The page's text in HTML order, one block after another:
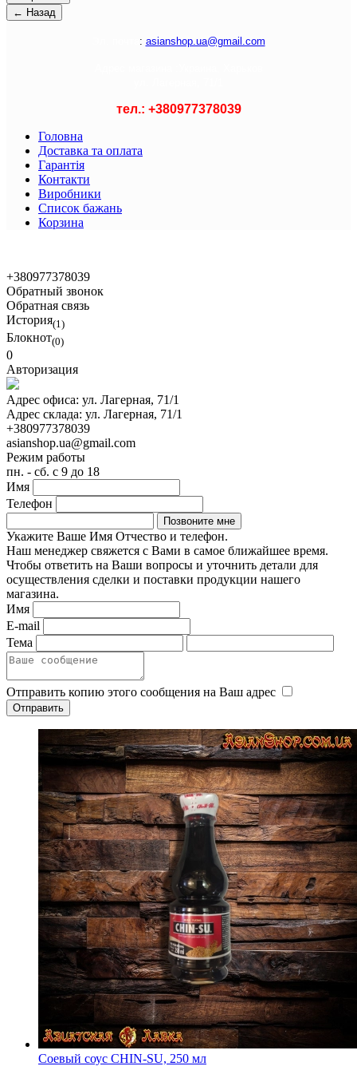
: asianshop.ua@gmail.com
тел.: +380977378039
Головна
Доставка та оплата
Гарантія
Контакти
Виробники
Список бажань
Корзина
+380977378039
Обратный звонок
Обратная связь
История(1)
Блокнот(0)
0
Авторизация
Адрес офиса: ул. Лагерная, 71/1
Адрес склада: ул. Лагерная, 71/1
+380977378039
asianshop.ua@gmail.com
Режим работы
пн. - сб. с 9 до 18
Имя
Телефон
Укажите Ваше Имя Отчество и телефон.
Наш менеджер свяжется с Вами в самое ближайшее время.
Чтобы ответить на Ваши вопросы и уточнить детали для
осуществления сделки и поставки продукции нашего
магазина.
Имя
E-mail
Тема
Отправить копию этого сообщения на Ваш адрес
Соевый соус CHIN-SU, 250 мл